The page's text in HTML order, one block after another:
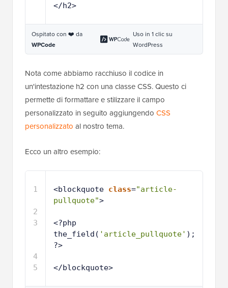
</h2>
Ospitato con ❤️ da
WPCode
Uso in 1 clic su
WordPress
Nota come abbiamo racchiuso il codice in
un'intestazione h2 con una classe CSS. Questo ci
permette di formattare e stilizzare il campo
personalizzato in seguito aggiungendo CSS
personalizzato al nostro tema.
Ecco un altro esempio:
1
2
3
4
5
<blockquote class="article-
pullquote">
<?php
the_field( 'article_pullquote' );
?>
</blockquote>